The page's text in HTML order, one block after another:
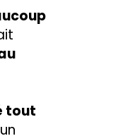
tout